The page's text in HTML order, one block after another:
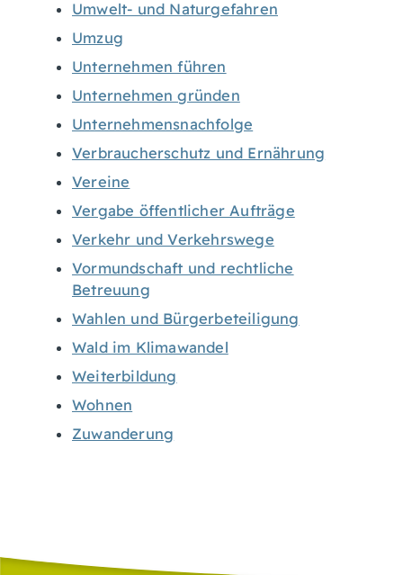
Umwelt- und Naturgefahren
Umzug
Unternehmen führen
Unternehmen gründen
Unternehmensnachfolge
Verbraucherschutz und Ernährung
Vereine
Vergabe öffentlicher Aufträge
Verkehr und Verkehrswege
Vormundschaft und rechtliche
Betreuung
Wahlen und Bürgerbeteiligung
Wald im Klimawandel
Weiterbildung
Wohnen
Zuwanderung